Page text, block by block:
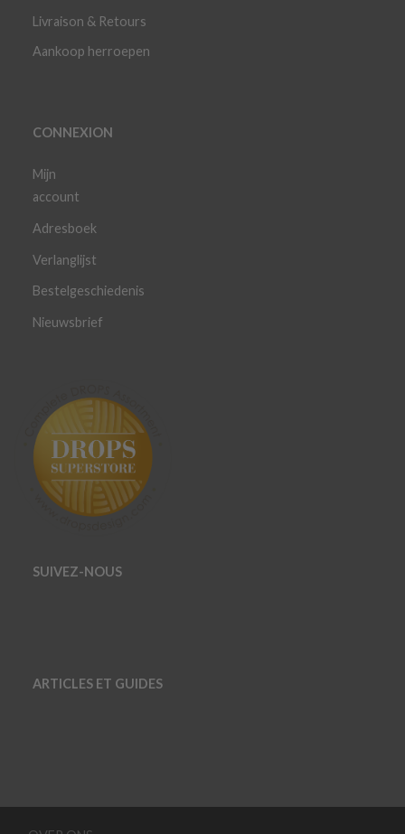
Livraison & Retours
Aankoop herroepen
CONNEXION
Mijn
account
Adresboek
Verlanglijst
Bestelgeschiedenis
Nieuwsbrief
SUIVEZ-NOUS
ARTICLES ET GUIDES